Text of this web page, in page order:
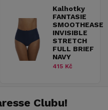
Kalhotky
FANTASIE
SMOOTHEASE
INVISIBLE
STRETCH
FULL BRIEF
NAVY
415 Kč
Clubu!